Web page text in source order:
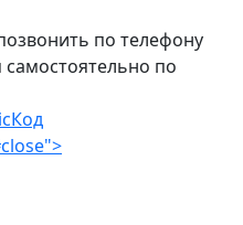
по телефону
по
Код